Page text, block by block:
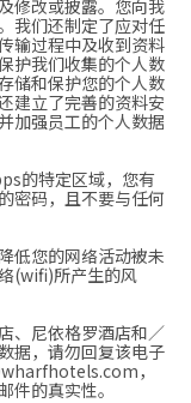
修改或披露。您向我
我们还制定了应对任
输过程中及收到资料
护我们收集的个人数
储和保护您的个人数
建立了完善的资料安
加强员工的个人数据
的特定区域，您有
密码，且不要与任何
低您的网络活动被未
(wifi)所产生的风
、尼依格罗酒店和／
据，请勿回复该电子
，
件的真实性。